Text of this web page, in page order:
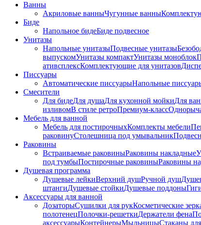
Ванны
Акриловые ванныЧугунные ванны
Биде
Напольное бидеБиде пoдвеснoе
Унитазы
Напольные унитазыПодвесные унитазы
выпускомУнитазы компактУнитазы моноблок
ативсплексКомплектующие для унитазов
Писсуары
Автоматические писсуарыНапольные
Смесители
Для бидеДля душаДля кухонной мойкиДля
изливомВ стиле ретроПремиум-класс
Мебель для ванной
Мебель для постирочныхКомплекты мебели
раковинуСтолешница под умывальник
Раковины
Встраиваемые раковиныРаковины накладные
под тумбыПостирочные раковиныРаковины
Душевая программа
Душевые лейкиВерхний душРучной душ
штангиДушевые стойкиДушевые поддоны
Аксессуары для ванной
ДозаторыСушилки для рукКосметические
полотенецПолочки-решеткиДержатели фена
аксессуарыКонтейнерыМыльницыСтаканы